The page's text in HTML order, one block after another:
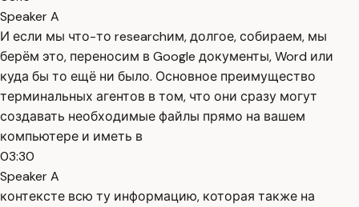
Speaker A
И если мы что-то researchим, долгое, собираем, мы
берём это, переносим в Google документы, Word или
куда бы то ещё ни было. Основное преимущество
терминальных агентов в том, что они сразу могут
создавать необходимые файлы прямо на вашем
компьютере и иметь в
03:30
Speaker A
контексте всю ту информацию, которая также на